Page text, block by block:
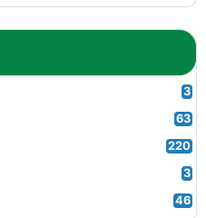
3
63
220
3
46